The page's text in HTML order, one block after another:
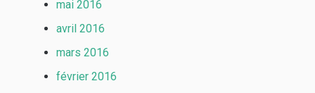
mai 2016
avril 2016
mars 2016
février 2016